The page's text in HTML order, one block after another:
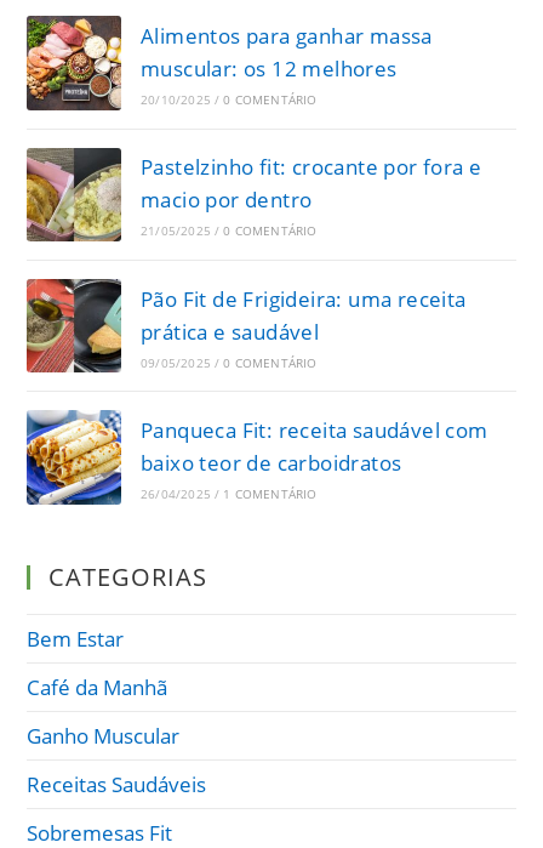
Alimentos para ganhar massa
muscular: os 12 melhores
20/10/2025 / 0 COMENTÁRIO
Pastelzinho fit: crocante por fora e
macio por dentro
21/05/2025 / 0 COMENTÁRIO
Pão Fit de Frigideira: uma receita
prática e saudável
09/05/2025 / 0 COMENTÁRIO
Panqueca Fit: receita saudável com
baixo teor de carboidratos
26/04/2025 / 1 COMENTÁRIO
CATEGORIAS
Bem Estar
Café da Manhã
Ganho Muscular
Receitas Saudáveis
Sobremesas Fit